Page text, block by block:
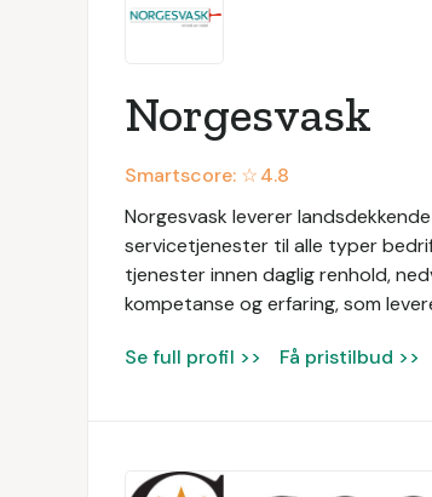
Norgesvask
Smartscore: ☆4.8
Norgesvask leverer
servicetjenester til alle typer
tjenester innen daglig renhold,
kompetanse og erfaring, som
Se full profil >> Få pristilbud >>